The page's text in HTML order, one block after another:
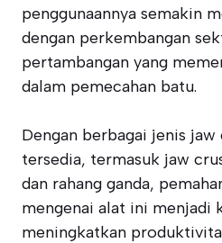
penggunaannya semakin
dengan perkembangan
pertambangan yang
dalam pemecahan batu.
Dengan berbagai jenis jaw
tersedia, termasuk jaw
dan rahang ganda,
mengenai alat ini menjadi
meningkatkan